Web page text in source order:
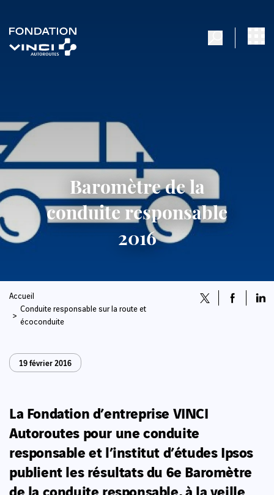
Baromètre de la
conduite responsable
2016
Accueil
Conduite responsable sur la route et
écoconduite
19 février 2016
La Fondation d’entreprise VINCI
Autoroutes pour une conduite
responsable et l’institut d’études Ipsos
publient les résultats du 6e Baromètre
de la conduite responsable, à la veille